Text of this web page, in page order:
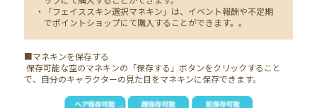
・「フェイススキン選択マネキン」は、イベント報酬や不定期
でポイントショップにて購入することができます。。
■マネキンを保存する
保存可能な空のマネキンの「保存する」ボタンをクリックすること
で、自分のキャラクターの見た目をマネキンに保存できます。